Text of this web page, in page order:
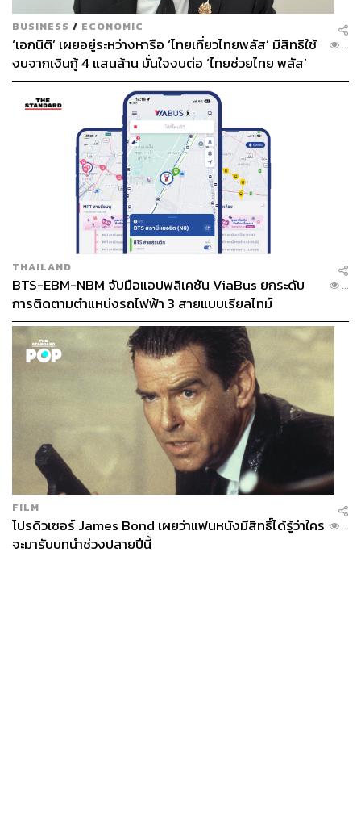
BUSINESS / ECONOMIC
‘เอกนิติ’ เผยอยู่ระหว่างหารือ ‘ไทยเที่ยวไทยพลัส’ มีสิทธิใช้
งบจากเงินกู้ 4 แสนล้าน มั่นใจงบต่อ ‘ไทยช่วยไทย พลัส’
เฟส 2 มีเพียงพอ
...
THAILAND
BTS-EBM-NBM จับมือแอปพลิเคชัน ViaBus ยกระดับ
การติดตามตำแหน่งรถไฟฟ้า 3 สายแบบเรียลไทม์
...
FILM
โปรดิวเซอร์ James Bond เผยว่าแฟนหนังมีสิทธิ์ได้รู้ว่าใคร
จะมารับบทนำช่วงปลายปีนี้
...